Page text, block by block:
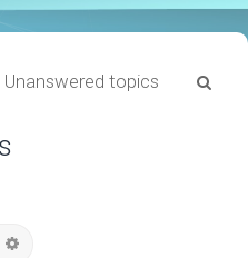
Unanswered topics